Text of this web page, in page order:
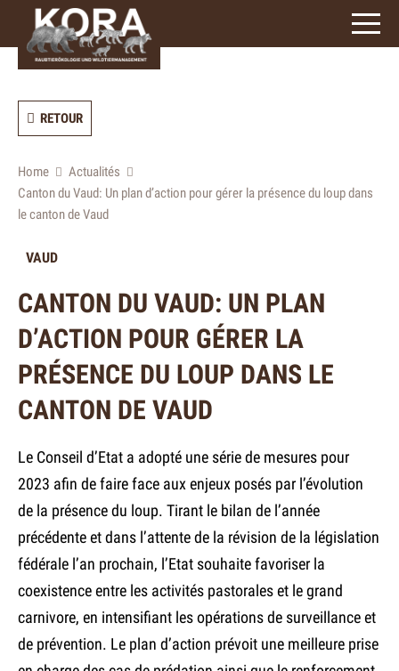
caractères)
RETOUR
Home
Actualités
Canton du Vaud: Un plan d’action pour gérer la présence du loup dans
le canton de Vaud
VAUD
CANTON DU VAUD: UN PLAN
D’ACTION POUR GÉRER LA
PRÉSENCE DU LOUP DANS LE
CANTON DE VAUD
Le Conseil d’Etat a adopté une série de mesures pour
2023 afin de faire face aux enjeux posés par l’évolution
de la présence du loup. Tirant le bilan de l’année
précédente et dans l’attente de la révision de la législation
fédérale l’an prochain, l’Etat souhaite favoriser la
coexistence entre les activités pastorales et le grand
carnivore, en intensifiant les opérations de surveillance et
de prévention. Le plan d’action prévoit une meilleure prise